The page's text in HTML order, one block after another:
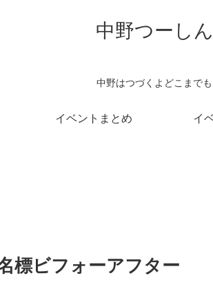
中野つーしん
中野はつづくよどこまでも
イベントまとめ イ
標ビフォーアフター